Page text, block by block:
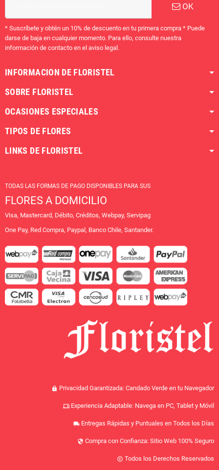
OK
* Suscríbete y obtén un 10% de descuento en tu primera compra * Puede
darse de baja en cualquier momento. Para ello, consulte nuestra
información de contacto en el aviso legal.
INFORMACION DE FLORISTEL
SOBRE FLORISTEL
OCASIONES ESPECIALES
TIPOS DE FLORES
LINKS DE FLORISTEL
TODAS LAS FORMAS DE PAGO DISPONIBLES PARA SUS
FLORES A DOMICILIO
Visa, Mastercard, Débito, Créditos, Webpay, Servipag
One Pay, Red Compra, Paypal, Banco Chile, Santander.
lock Privacidad Garantizada: Candado Verde en tu Navegador
devices Experiencia Adaptable: Navega en PC, Tablet y Móvil
local_shipping Entregas Rápidas y Puntuales en Todos los Días
security Compra con Confianza: Sitio Web 100% Seguro
copyright Todos los Derechos Reservados